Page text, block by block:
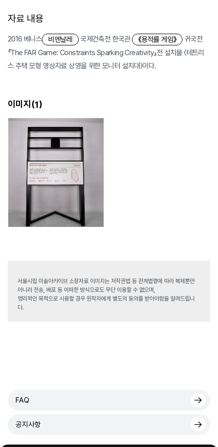
자료 내용
2016 베니스 비엔날레 국제건축전 한국관 《용적률 게임》
귀국전
『The FAR Game: Constraints Sparking Creativity』전 설치물 〈테트리
스 주택 모형 영상자료 상영을 위한 모니터 설치대〉이다.
이미지(1)
서울시립 미술아카이브 소장자료 이미지는 저작권법 등 관계법령에 따라 복제뿐만
아니라 전송, 배포 등 어떠한 방식으로도 무단 이용할 수 없으며,
영리적인 목적으로 사용할 경우 원작자에게 별도의 동의를 받아야함을 알려드립니
다.
FAQ
공지사항